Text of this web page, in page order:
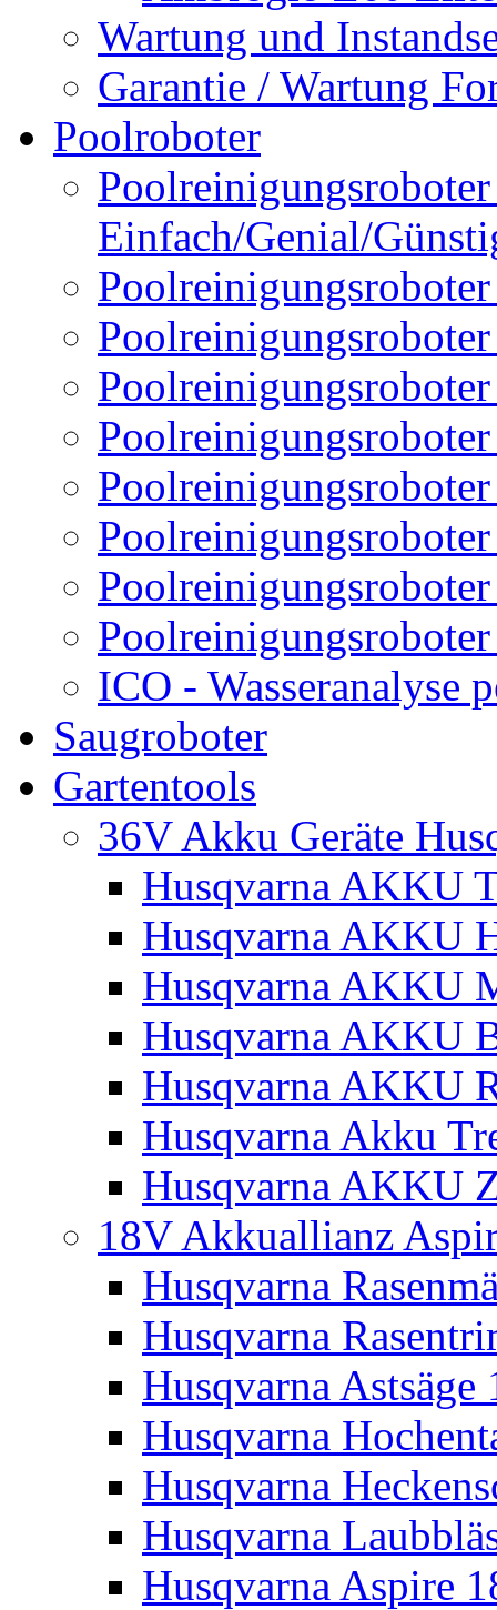
Wartung und
Garantie / Wartung
Poolroboter
Einfach/Genial/
ICO - Wasseranalyse
Saugroboter
Gartentools
36V Akku Geräte
Husqvarna AKKU
Husqvarna AKKU
Husqvarna AKKU
Husqvarna AKKU
Husqvarna AKKU
Husqvarna Akku
Husqvarna AKKU
18V Akkuallianz
Husqvarna
Husqvarna
Husqvarna
Husqvarna
Husqvarna
Husqvarna
Husqvarna Aspire